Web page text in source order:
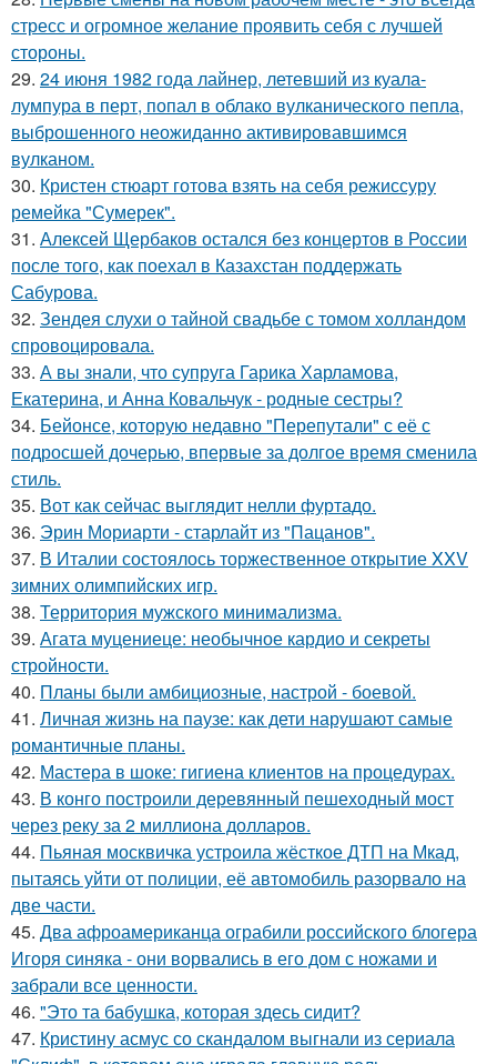
стресс и огромное желание проявить себя с лучшей
стороны.
29. 24 июня 1982 года лайнер, летевший из куала-
лумпура в перт, попал в облако вулканического пепла,
выброшенного неожиданно активировавшимся
вулканом.
30. Кристен стюарт готова взять на себя режиссуру
ремейка "Сумерек".
31. Алексей Щербаков остался без концертов в России
после того, как поехал в Казахстан поддержать
Сабурова.
32. Зендея слухи о тайной свадьбе с томом холландом
спровоцировала.
33. А вы знали, что супруга Гарика Харламова,
Екатерина, и Анна Ковальчук - родные сестры?
34. Бейонсе, которую недавно "Перепутали" с её с
подросшей дочерью, впервые за долгое время сменила
стиль.
35. Вот как сейчас выглядит нелли фуртадо.
36. Эрин Мориарти - старлайт из "Пацанов".
37. В Италии состоялось торжественное открытие XXV
зимних олимпийских игр.
38. Территория мужского минимализма.
39. Агата муцениеце: необычное кардио и секреты
стройности.
40. Планы были амбициозные, настрой - боевой.
41. Личная жизнь на паузе: как дети нарушают самые
романтичные планы.
42. Мастера в шоке: гигиена клиентов на процедурах.
43. В конго построили деревянный пешеходный мост
через реку за 2 миллиона долларов.
44. Пьяная москвичка устроила жёсткое ДТП на Мкад,
пытаясь уйти от полиции, её автомобиль разорвало на
две части.
45. Два афроамериканца ограбили российского блогера
Игоря синяка - они ворвались в его дом с ножами и
забрали все ценности.
46. "Это та бабушка, которая здесь сидит?
47. Кристину асмус со скандалом выгнали из сериала